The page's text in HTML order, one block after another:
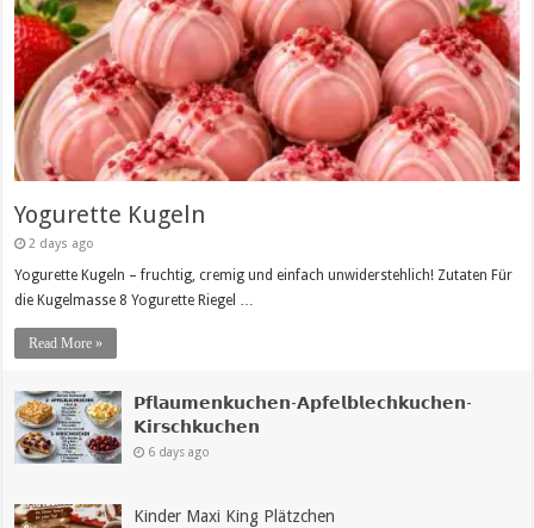
Yogurette Kugeln
2 days ago
Yogurette Kugeln – fruchtig, cremig und einfach unwiderstehlich! Zutaten Für
die Kugelmasse 8 Yogurette Riegel …
Read More »
𝗣𝗳𝗹𝗮𝘂𝗺𝗲𝗻𝗸𝘂𝗰𝗵𝗲𝗻-𝗔𝗽𝗳𝗲𝗹𝗯𝗹𝗲𝗰𝗵𝗸𝘂𝗰𝗵𝗲𝗻-
𝗞𝗶𝗿𝘀𝗰𝗵𝗸𝘂𝗰𝗵𝗲𝗻
6 days ago
Kinder Maxi King Plätzchen